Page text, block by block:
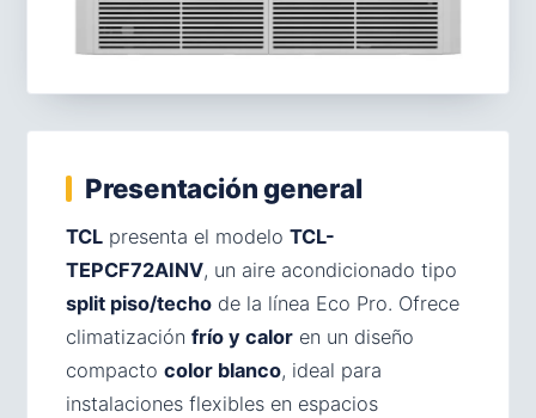
Presentación general
TCL presenta el modelo TCL-
TEPCF72AINV, un aire acondicionado tipo
split piso/techo de la línea Eco Pro. Ofrece
climatización frío y calor en un diseño
compacto color blanco, ideal para
instalaciones flexibles en espacios